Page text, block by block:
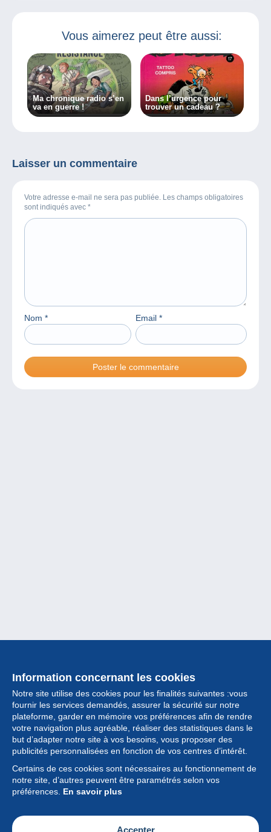
Vous aimerez peut être aussi:
Ma chronique radio s’en
va en guerre !
Dans l’urgence pour
trouver un cadeau ?
Laisser un commentaire
Votre adresse e-mail ne sera pas publiée. Les champs obligatoires
sont indiqués avec *
Nom * Email *
Information concernant les cookies
Notre site utilise des cookies pour les finalités suivantes :vous
fournir les services demandés, assurer la sécurité sur notre
plateforme, garder en mémoire vos préférences afin de rendre
votre navigation plus agréable, réaliser des statistiques dans le
but d’adapter notre site à vos besoins, vous proposer des
publicités personnalisées en fonction de vos centres d’intérêt.
Certains de ces cookies sont nécessaires au fonctionnement de
notre site, d’autres peuvent être paramétrés selon vos
préférences. En savoir plus
Accepter
Collection
Actualités
Fonctionnalités
Société